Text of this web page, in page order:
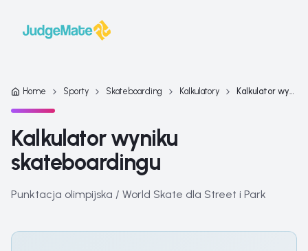
Home Sporty Skateboarding Kalkulatory Kalkulator wyniku skateboardingu
Kalkulator wyniku
skateboardingu
Punktacja olimpijska / World Skate dla Street i Park